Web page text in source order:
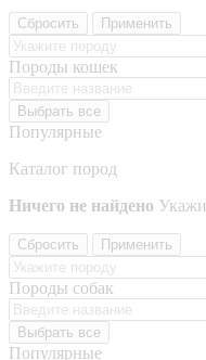
Сбросить Применить
Породы кошек
Выбрать все
Популярные
Каталог пород
Ничего не найдено
Сбросить Применить
Породы собак
Выбрать все
Популярные